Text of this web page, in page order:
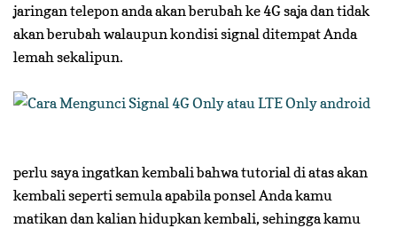
jaringan telepon anda akan berubah ke 4G saja dan tidak
akan berubah walaupun kondisi signal ditempat Anda
lemah sekalipun.
perlu saya ingatkan kembali bahwa tutorial di atas akan
kembali seperti semula apabila ponsel Anda kamu
matikan dan kalian hidupkan kembali, sehingga kamu